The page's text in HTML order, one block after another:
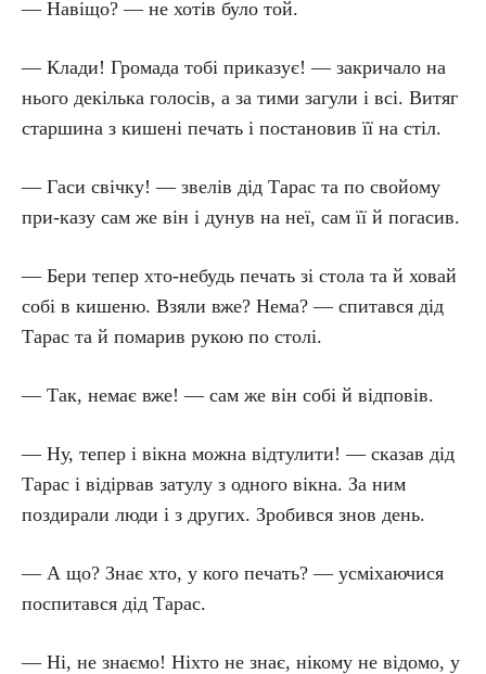
— Навіщо? — не хотів було той.
— Клади! Громада тобі приказує! — закричало на
нього декілька голосів, а за тими загули і всі. Витяг
старшина з кишені печать і постановив її на стіл.
— Гаси свічку! — звелів дід Тарас та по свойому
при-казу сам же він і дунув на неї, сам її й погасив.
— Бери тепер хто-небудь печать зі стола та й ховай
собі в кишеню. Взяли вже? Нема? — спитався дід
Тарас та й помарив рукою по столі.
— Так, немає вже! — сам же він собі й відповів.
— Ну, тепер і вікна можна відтулити! — сказав дід
Тарас і відірвав затулу з одного вікна. За ним
поздирали люди і з других. Зробився знов день.
— А що? Знає хто, у кого печать? — усміхаючися
поспитався дід Тарас.
— Ні, не знаємо! Ніхто не знає, нікому не відомо, у